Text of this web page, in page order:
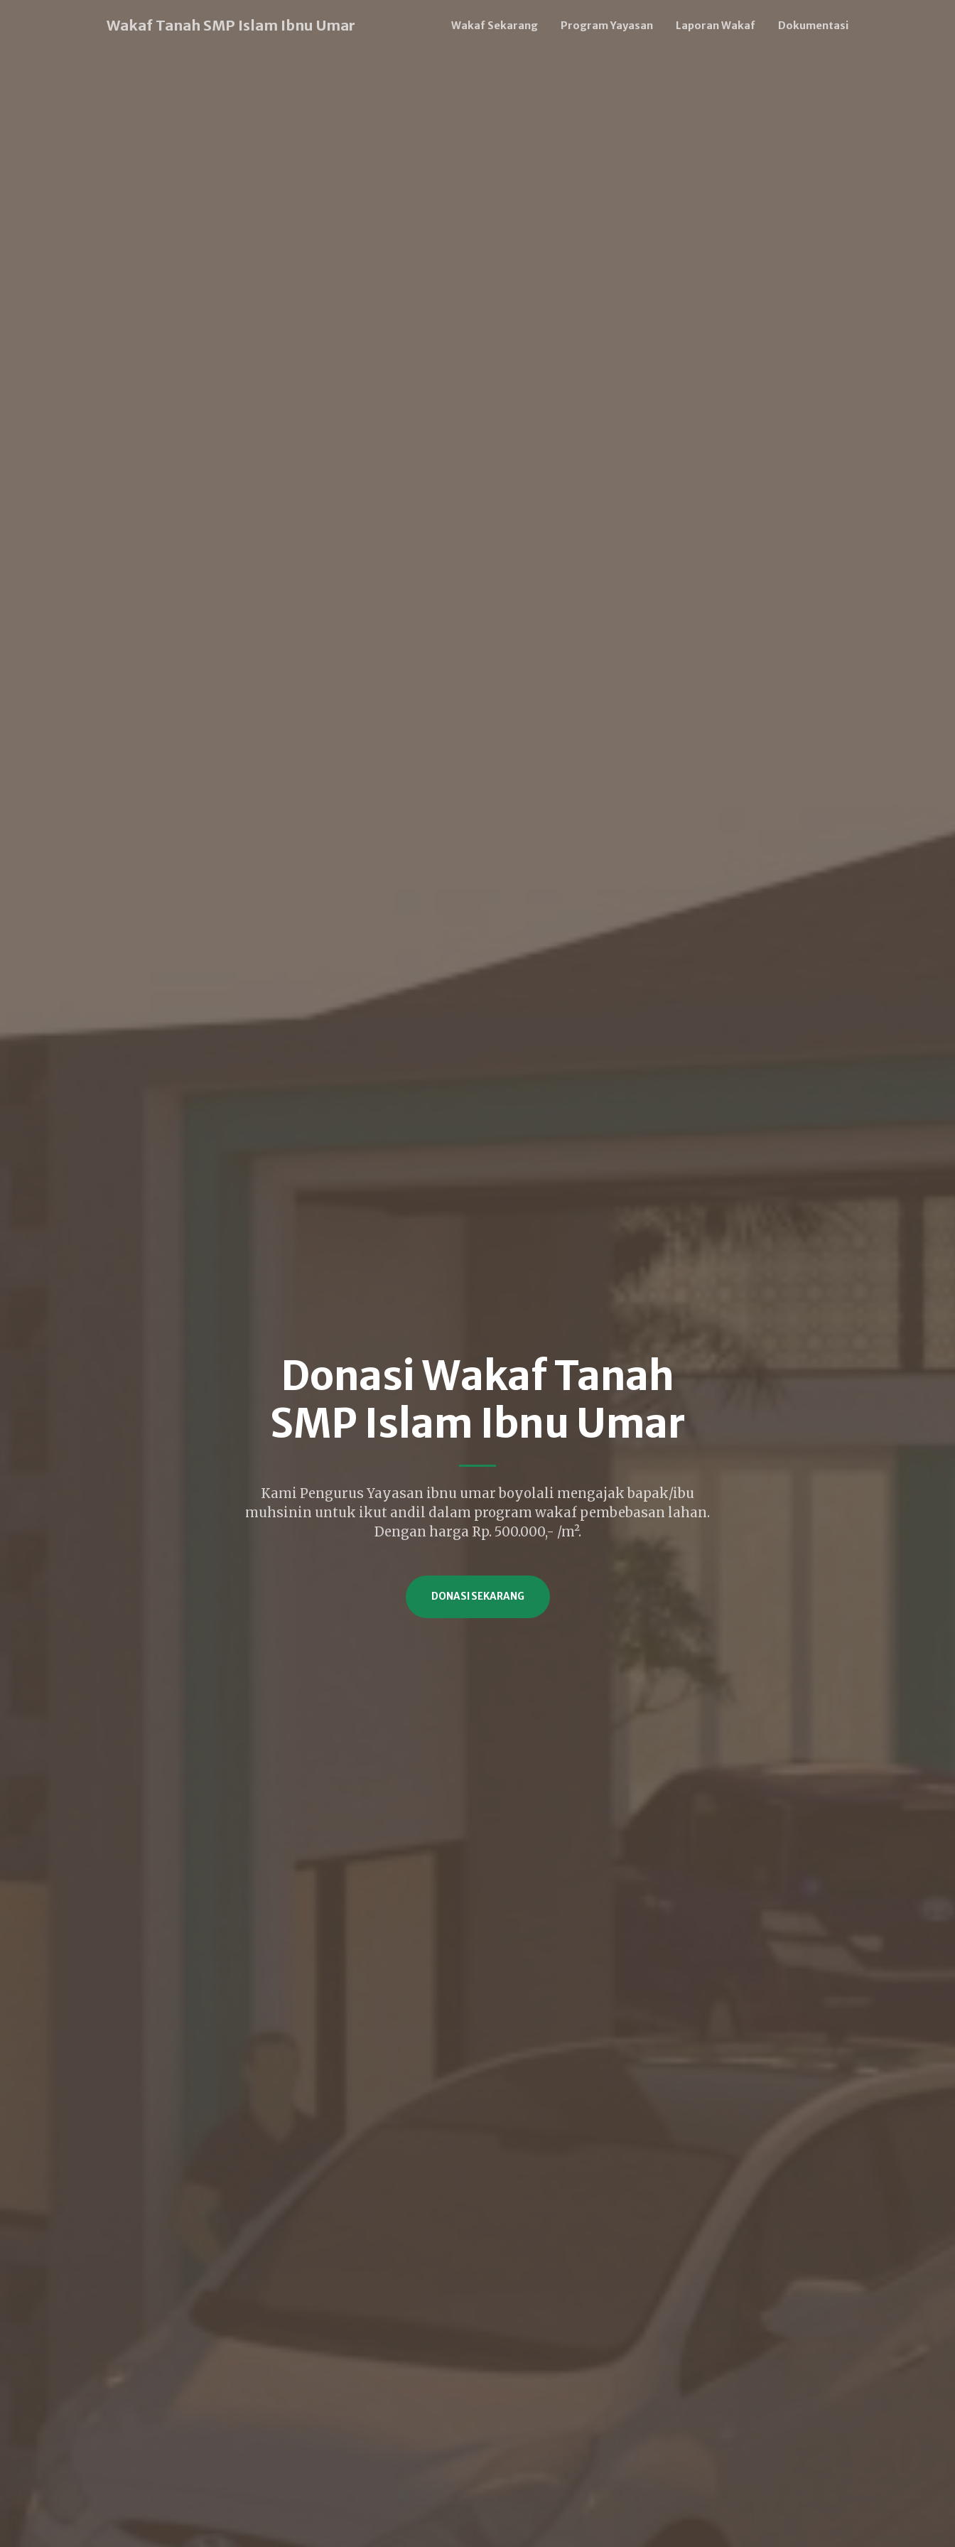
Wakaf Tanah SMP Islam Ibnu Umar Wakaf Sekarang Program Yayasan Laporan Wakaf Dokumentasi
Donasi Wakaf Tanah
SMP Islam Ibnu Umar
Kami Pengurus Yayasan ibnu umar boyolali mengajak bapak/ibu
muhsinin untuk ikut andil dalam program wakaf pembebasan lahan.
Dengan harga Rp. 500.000,- /m².
DONASI SEKARANG